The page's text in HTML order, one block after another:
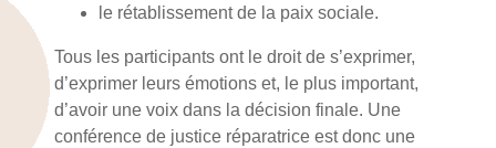
le rétablissement de la paix sociale.
Tous les participants ont le droit de s’exprimer,
d’exprimer leurs émotions et, le plus important,
d’avoir une voix dans la décision finale. Une
conférence de justice réparatrice est donc une